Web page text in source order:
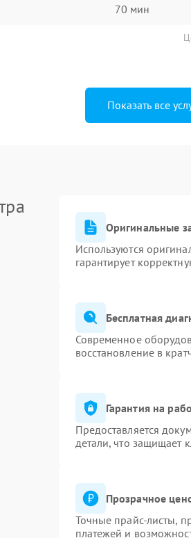
70 мин
Показать все
Оригинальные
Используются
гарантирует
Бесплатная
Современное
восстановление в
Гарантия на
Предоставляется
детали, что защищает
Прозрачное
Точные прайс-листы,
платежей и